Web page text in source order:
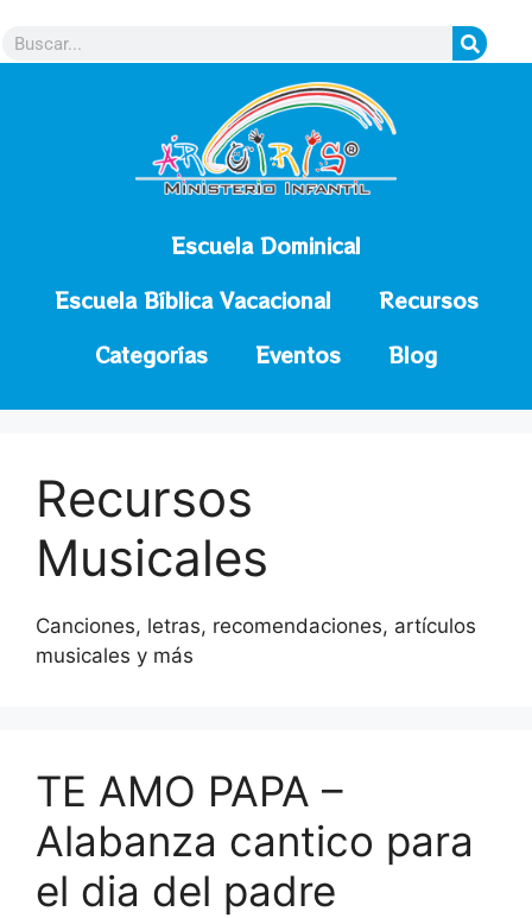
Escuela Dominical
Escuela Bíblica Vacacional
Recursos
Categorías
Eventos Blog
Recursos
Musicales
Canciones, letras, recomendaciones, artículos
musicales y más
TE AMO PAPA –
Alabanza cantico para
el dia del padre